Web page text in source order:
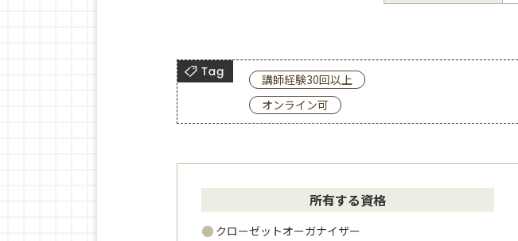
講師経験30回以上
オンライン可
所有する資格
クローゼットオーガナイザー